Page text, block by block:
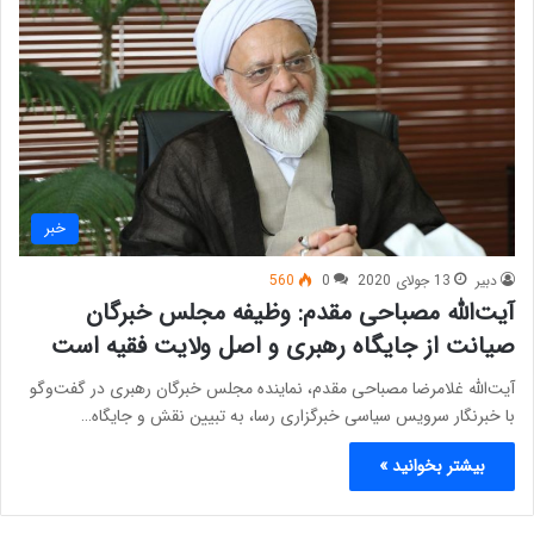
خبر
دبیر 13 جولای 2020 0
560
آیت‌الله مصباحی مقدم: وظیفه مجلس خبرگان
صیانت از جایگاه رهبری و اصل ولایت فقیه است
آیت‌الله غلامرضا مصباحی مقدم، نماینده مجلس خبرگان رهبری در گفت‌وگو
با خبرنگار سرویس سیاسی خبرگزاری رسا، به تبیین نقش و جایگاه…
بیشتر بخوانید »